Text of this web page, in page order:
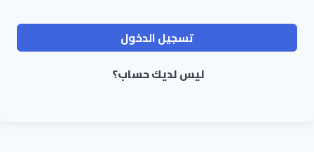
تسجيل الدخول
ليس لديك حساب؟